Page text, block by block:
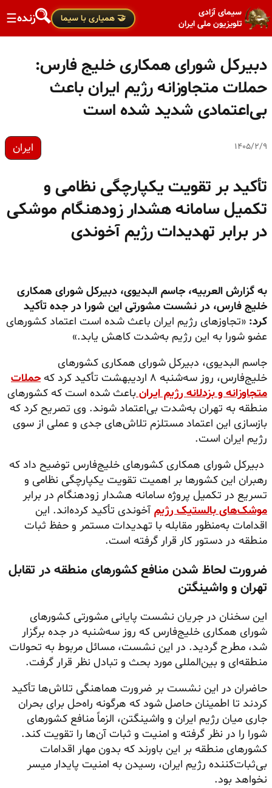
سیمای آزادی
تلویزیون ملی ایران
🤝 همیاری با سیما زنده☰
دبیرکل شورای همکاری خلیج‌ فارس:
حملات متجاوزانه رژیم ایران باعث
بی‌اعتمادی شدید شده است
۱۴۰۵/۲/۹ ایران
تأکید بر تقویت یکپارچگی نظامی و
تکمیل سامانه هشدار زودهنگام موشکی
در برابر تهدیدات رژیم آخوندی
به گزارش العربیه، جاسم البدیوی، دبیرکل شورای همکاری
خلیج فارس، در نشست مشورتی این شورا در جده تأکید
کرد: «تجاوزهای رژیم ایران باعث شده است اعتماد کشورهای
عضو شورا به این رژیم به‌شدت کاهش یابد.»
جاسم البدیوی، دبیرکل شورای همکاری کشورهای
خلیج‌فارس، روز سه‌شنبه ۸ اردیبهشت تأکید کرد که
حملات
متجاوزانه و بزدلانه رژیم ایرانباعث شده است که کشورهای
منطقه به تهران به‌شدت بی‌اعتماد شوند. وی تصریح کرد که
بازسازی این اعتماد مستلزم تلاش‌های جدی و عملی از سوی
رژیم ایران است.
دبیرکل شورای همکاری کشورهای خلیج‌فارس توضیح داد که
رهبران این کشورها بر اهمیت تقویت یکپارچگی نظامی و
تسریع در تکمیل پروژه سامانه هشدار زودهنگام در برابر
موشک‌های بالستیک رژیم آخوندی تأکید کرده‌اند. این
اقدامات به‌منظور مقابله با تهدیدات مستمر و حفظ ثبات
منطقه در دستور کار قرار گرفته است.
ضرورت لحاظ شدن منافع کشورهای منطقه در تقابل
تهران و واشینگتن
این سخنان در جریان نشست پایانی مشورتی کشورهای
شورای همکاری خلیج‌فارس که روز سه‌شنبه در جده برگزار
شد، مطرح گردید. در این نشست، مسائل مربوط به تحولات
منطقه‌ای و بین‌المللی مورد بحث و تبادل نظر قرار گرفت.
حاضران در این نشست بر ضرورت هماهنگی تلاش‌ها تأکید
کردند تا اطمینان حاصل شود که هرگونه راه‌حل برای بحران
جاری میان رژیم ایران و واشینگتن، الزماً منافع کشورهای
شورا را در نظر گرفته و امنیت و ثبات آن‌ها را تقویت کند.
کشورهای منطقه بر این باورند که بدون مهار اقدامات
بی‌ثبات‌کننده رژیم ایران، رسیدن به امنیت پایدار میسر
نخواهد بود.